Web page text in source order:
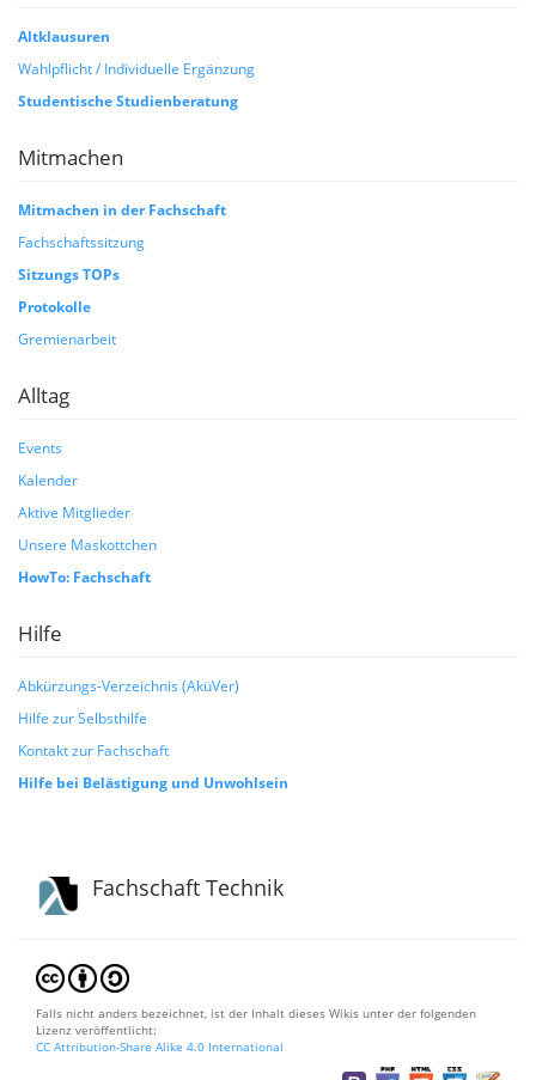
Altklausuren
Wahlpflicht / Individuelle Ergänzung
Studentische Studienberatung
Mitmachen
Mitmachen in der Fachschaft
Fachschaftssitzung
Sitzungs TOPs
Protokolle
Gremienarbeit
Alltag
Events
Kalender
Aktive Mitglieder
Unsere Maskottchen
HowTo: Fachschaft
Hilfe
Abkürzungs-Verzeichnis (AküVer)
Hilfe zur Selbsthilfe
Kontakt zur Fachschaft
Hilfe bei Belästigung und Unwohlsein
Fachschaft Technik
Falls nicht anders bezeichnet, ist der Inhalt dieses Wikis unter der folgenden
Lizenz veröffentlicht:
CC Attribution-Share Alike 4.0 International